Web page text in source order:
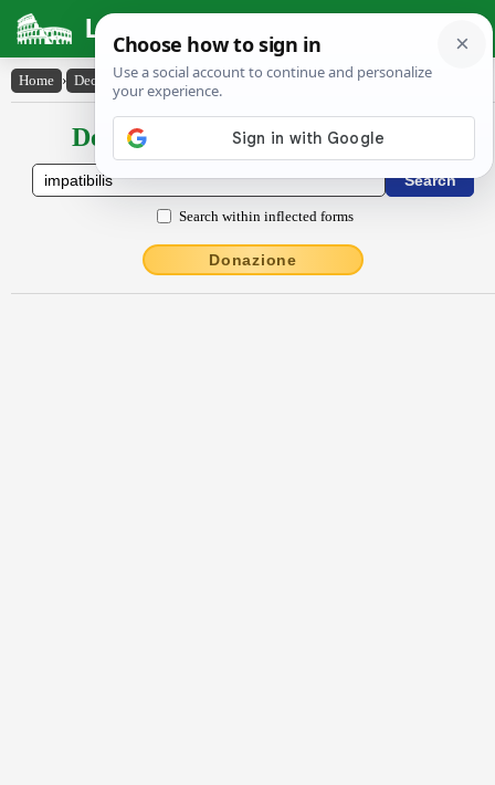
Latin Dictionary
Home › Declensions / Conjugations › impatibilis
Declensions / Conjugations latin
Search within inflected forms
Donazione